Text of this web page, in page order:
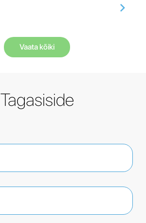
Vaata kõiki
Tagasiside